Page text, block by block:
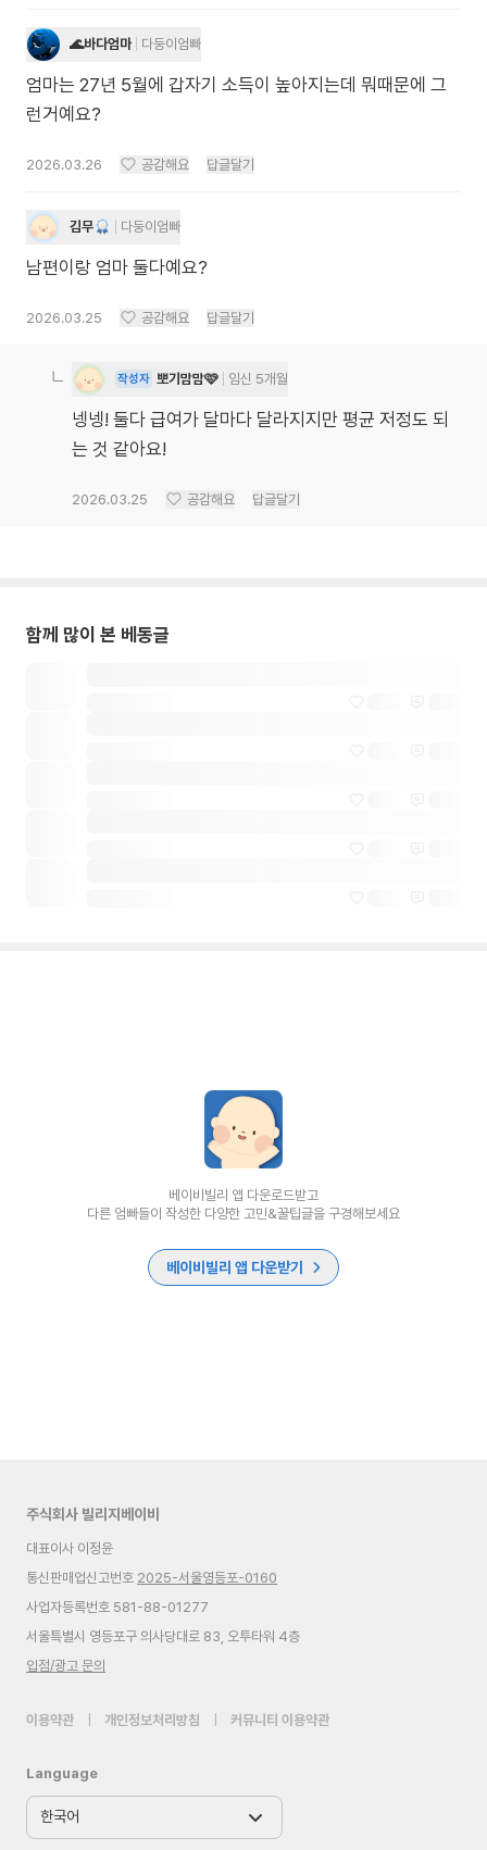
🌊바다엄마 다둥이엄빠
엄마는 27년 5월에 갑자기 소득이 높아지는데 뭐때문에 그
런거예요?
2026.03.26 공감해요 답글달기
김무 다둥이엄빠
남편이랑 엄마 둘다예요?
2026.03.25 공감해요 답글달기
작성자 뽀기맘맘🩷 임신 5개월
넹넹! 둘다 급여가 달마다 달라지지만 평균 저정도 되
는 것 같아요!
2026.03.25 공감해요 답글달기
함께 많이 본 베동글
베이비빌리 앱 다운로드받고
다른 엄빠들이 작성한 다양한 고민&꿀팁글을 구경해보세요
베이비빌리 앱 다운받기
주식회사 빌리지베이비
대표이사 이정윤
통신판매업신고번호 2025-서울영등포-0160
사업자등록번호 581-88-01277
서울특별시 영등포구 의사당대로 83, 오투타워 4층
입점/광고 문의
이용약관 개인정보처리방침 커뮤니티 이용약관
Language